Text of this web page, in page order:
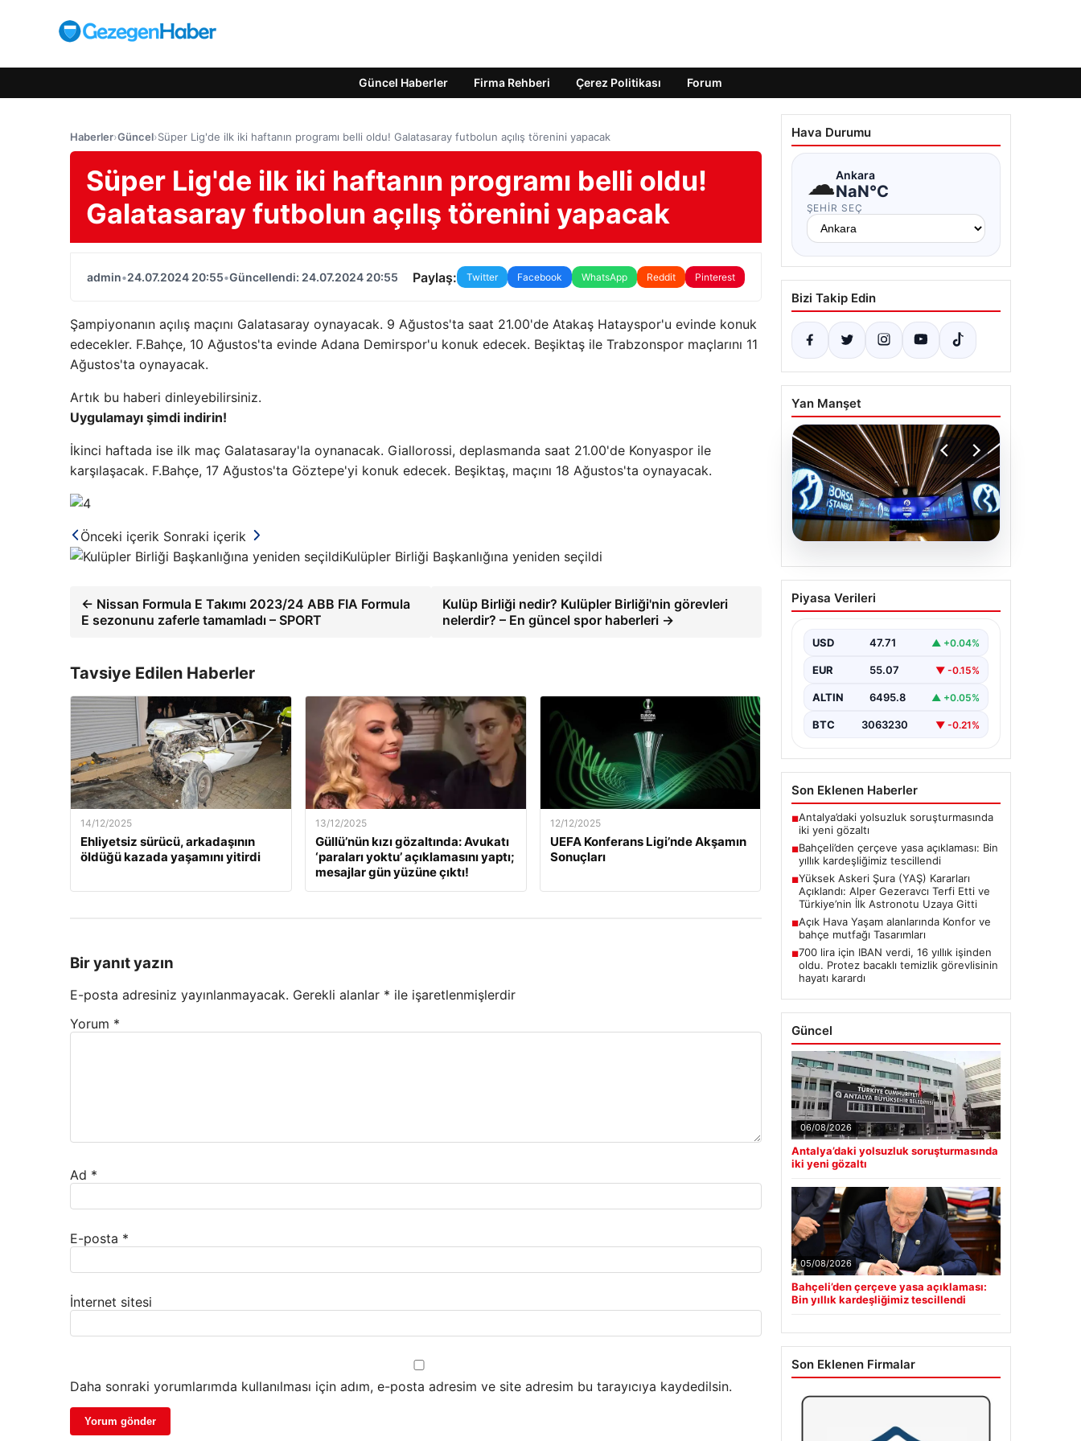
Güncel Haberler Firma Rehberi Çerez Politikası Forum
Haberler›Güncel›Süper Lig'de ilk iki haftanın programı belli oldu! Galatasaray futbolun açılış törenini yapacak
Süper Lig'de ilk iki haftanın programı belli oldu!
Galatasaray futbolun açılış törenini yapacak
admin•24.07.2024 20:55•Güncellendi: 24.07.2024 20:55 Paylaş: Twitter Facebook WhatsApp Reddit Pinterest
Şampiyonanın açılış maçını Galatasaray oynayacak. 9 Ağustos'ta saat 21.00'de Atakaş Hatayspor'u evinde konuk
edecekler. F.Bahçe, 10 Ağustos'ta evinde Adana Demirspor'u konuk edecek. Beşiktaş ile Trabzonspor maçlarını 11
Ağustos'ta oynayacak.
Artık bu haberi dinleyebilirsiniz.
Uygulamayı şimdi indirin!
İkinci haftada ise ilk maç Galatasaray'la oynanacak. Giallorossi, deplasmanda saat 21.00'de Konyaspor ile
karşılaşacak. F.Bahçe, 17 Ağustos'ta Göztepe'yi konuk edecek. Beşiktaş, maçını 18 Ağustos'ta oynayacak.
Önceki içerik Sonraki içerik
Kulüpler Birliği Başkanlığına yeniden seçildi
← Nissan Formula E Takımı 2023/24 ABB FIA Formula
E sezonunu zaferle tamamladı – SPORT
Kulüp Birliği nedir? Kulüpler Birliği'nin görevleri
nelerdir? – En güncel spor haberleri →
Tavsiye Edilen Haberler
14/12/2025
Ehliyetsiz sürücü, arkadaşının
öldüğü kazada yaşamını yitirdi
13/12/2025
Güllü’nün kızı gözaltında: Avukatı
‘paraları yoktu’ açıklamasını yaptı;
mesajlar gün yüzüne çıktı!
12/12/2025
UEFA Konferans Ligi’nde Akşamın
Sonuçları
Bir yanıt yazın
E-posta adresiniz yayınlanmayacak. Gerekli alanlar * ile işaretlenmişlerdir
Yorum *
Ad *
E-posta *
İnternet sitesi
Daha sonraki yorumlarımda kullanılması için adım, e-posta adresim ve site adresim bu tarayıcıya kaydedilsin.
Hava Durumu
☁Ankara
NaN°C
ŞEHIR SEÇ
Bizi Takip Edin
Yan Manşet
01.08.2026
İşte Real Madrid’in yeni
golcüsü! Resmen
Piyasa Verileri
USD 47.71 ▲ +0.04%
EUR 55.07 ▼ -0.15%
ALTIN 6495.8 ▲ +0.05%
BTC 3063230 ▼ -0.21%
Son Eklenen Haberler
■Antalya’daki yolsuzluk soruşturmasında
iki yeni gözaltı
■Bahçeli’den çerçeve yasa açıklaması: Bin
yıllık kardeşliğimiz tescillendi
■Yüksek Askeri Şura (YAŞ) Kararları
Açıklandı: Alper Gezeravcı Terfi Etti ve
Türkiye’nin İlk Astronotu Uzaya Gitti
■Açık Hava Yaşam alanlarında Konfor ve
bahçe mutfağı Tasarımları
■700 lira için IBAN verdi, 16 yıllık işinden
oldu. Protez bacaklı temizlik görevlisinin
hayatı karardı
Güncel
06/08/2026
Antalya’daki yolsuzluk soruşturmasında
iki yeni gözaltı
05/08/2026
Bahçeli’den çerçeve yasa açıklaması:
Bin yıllık kardeşliğimiz tescillendi
Son Eklenen Firmalar